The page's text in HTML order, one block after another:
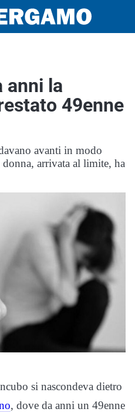
anni la
49enne
avanti in modo
arrivata al limite, ha
si nascondeva dietro
, dove da anni un 49enne